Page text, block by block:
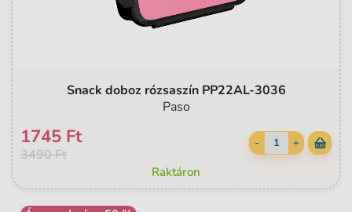
Snack doboz rózsaszín PP22AL-3036
Paso
3490 Ft
1745 Ft - +
Raktáron